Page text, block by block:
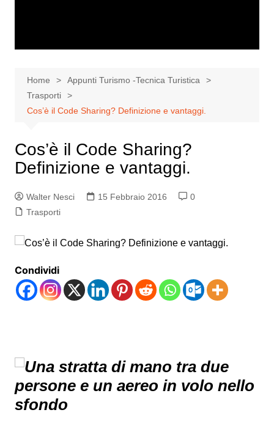
Home
Appunti Turismo -Tecnica Turistica
Trasporti
Cos’è il Code Sharing? Definizione e vantaggi.
Cos’è il Code Sharing?
Definizione e vantaggi.
Walter Nesci 15 Febbraio 2016
0
Trasporti
Condividi